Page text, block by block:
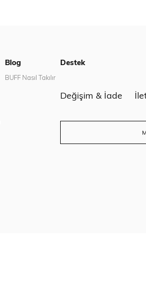
Blog
BUFF Nasıl Takılır
Destek
Değişim & İade